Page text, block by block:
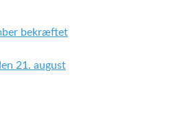
bekræftet
21. august